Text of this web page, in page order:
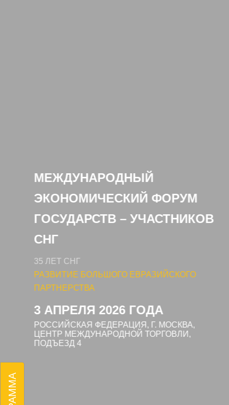
МЕЖДУНАРОДНЫЙ
ЭКОНОМИЧЕСКИЙ ФОРУМ
ГОСУДАРСТВ – УЧАСТНИКОВ
СНГ
35 ЛЕТ СНГ
РАЗВИТИЕ БОЛЬШОГО ЕВРАЗИЙСКОГО
ПАРТНЕРСТВА
3 АПРЕЛЯ 2026 ГОДА
РОССИЙСКАЯ ФЕДЕРАЦИЯ, Г. МОСКВА,
ЦЕНТР МЕЖДУНАРОДНОЙ ТОРГОВЛИ,
ПОДЪЕЗД 4